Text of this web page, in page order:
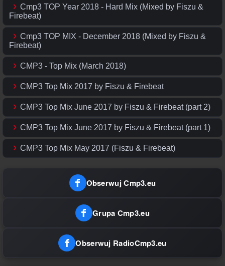
Cmp3 TOP Year 2018 - Hard Mix (Mixed by Fiszu &
Firebeat)
Cmp3 TOP MIX - December 2018 (Mixed by Fiszu &
Firebeat)
CMP3 - Top Mix (March 2018)
CMP3 Top Mix 2017 by Fiszu & Firebeat
CMP3 Top Mix June 2017 by Fiszu & Firebeat (part 2)
CMP3 Top Mix June 2017 by Fiszu & Firebeat (part 1)
CMP3 Top Mix May 2017 (Fiszu & Firebeat)
Obserwuj Cmp3.eu
Grupa Cmp3.eu
Obserwuj RadioCmp3.eu